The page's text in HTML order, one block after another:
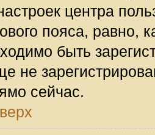
центра
пояса, равно,
быть
не
сейчас.